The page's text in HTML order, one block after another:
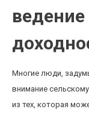
Многие люди,
внимание
из тех, которая